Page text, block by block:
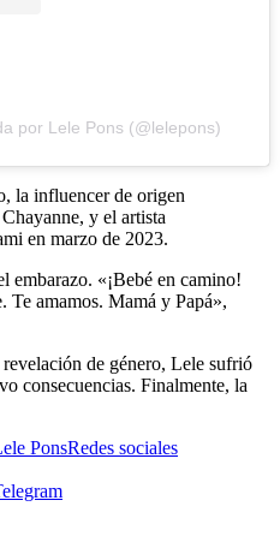
por Lele Pons (@lelepons)
la influencer de origen
y el artista
en marzo de 2023.
embarazo. «¡Bebé en camino!
Te amamos. Mamá y Papá»,
de género, Lele sufrió
consecuencias. Finalmente, la
PonsRedes sociales